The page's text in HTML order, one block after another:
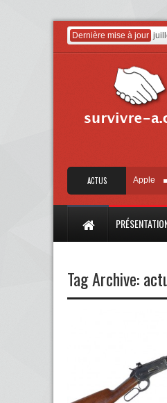
Dernière mise à jour
ACTUS
« Localiser » – Mise à jour Apple
Tag Archive: